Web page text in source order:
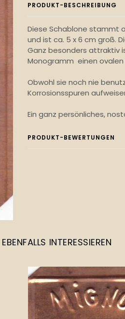
PRODUKT-BESCHREIBUNG
Diese Schablone stammt
und ist ca. 5 x 6 cm groß.
Ganz besonders attraktiv
Monogramm einen
Obwohl sie noch nie
Korrosionsspuren
Ein ganz persönliches,
PRODUKT-BEWERTUNGEN
INTERESSIEREN